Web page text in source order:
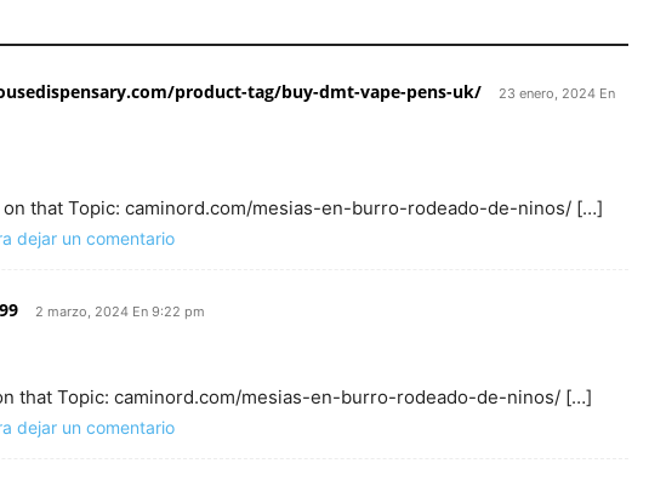
product-tag/buy-dmt-vape-pens-uk/
23 enero, 2024 En
that Topic: caminord.com/mesias-en-burro-rodeado-de-ninos/ […]
dejar un comentario
2 marzo, 2024 En 9:22 pm
that Topic: caminord.com/mesias-en-burro-rodeado-de-ninos/ […]
dejar un comentario